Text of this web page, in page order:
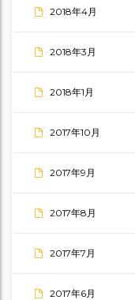
2018年4月
2018年3月
2018年1月
2017年10月
2017年9月
2017年8月
2017年7月
2017年6月